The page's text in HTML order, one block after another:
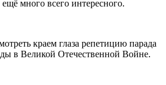
много всего интересного.
краем глаза репетицию парада
в Великой Отечественной Войне.